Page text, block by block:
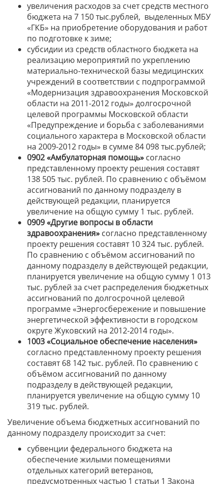
увеличения расходов за счет средств местного
бюджета на 7 150 тыс.рублей, выделенных МБУ
«ГКБ» на приобретение оборудования и работ
по подготовке к зиме;
субсидии из средств областного бюджета на
реализацию мероприятий по укреплению
материально-технической базы медицинских
учреждений в соответствии с подпрограммой
«Модернизация здравоохранения Московской
области на 2011-2012 годы» долгосрочной
целевой программы Московской области
«Предупреждение и борьба с заболеваниями
социального характера в Московской области
на 2009-2012 годы» в сумме 84 098 тыс.рублей;
0902 «Амбулаторная помощь» согласно
представленному проекту решения составят
138 505 тыс. рублей. По сравнению с объёмом
ассигнований по данному подразделу в
действующей редакции, планируется
увеличение на общую сумму 1 тыс. рублей.
0909 «Другие вопросы в области
здравоохранения» согласно представленному
проекту решения составят 10 324 тыс. рублей.
По сравнению с объёмом ассигнований по
данному подразделу в действующей редакции,
планируется увеличение на общую сумму 1 013
тыс. рублей за счет распределения бюджетных
ассигнований по долгосрочной целевой
программе «Энергосбережение и повышение
энергетической эффективности в городском
округе Жуковский на 2012-2014 годы».
1003 «Социальное обеспечение населения»
согласно представленному проекту решения
составят 68 142 тыс. рублей. По сравнению с
объёмом ассигнований по данному
подразделу в действующей редакции,
планируется увеличение на общую сумму 10
319 тыс. рублей.
Увеличение объема бюджетных ассигнований по
данному подразделу происходит за счет:
субвенции федерального бюджета на
обеспечение жилыми помещениями
отдельных категорий ветеранов,
предусмотренных частью 1 статьи 1 Закона